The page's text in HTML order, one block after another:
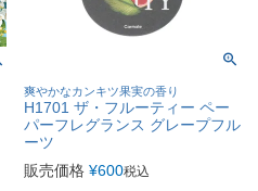
爽やかなカンキツ果実の香り
H1701 ザ・フルーティー ペー
パーフレグランス グレープフル
ーツ
販売価格 ¥600税込